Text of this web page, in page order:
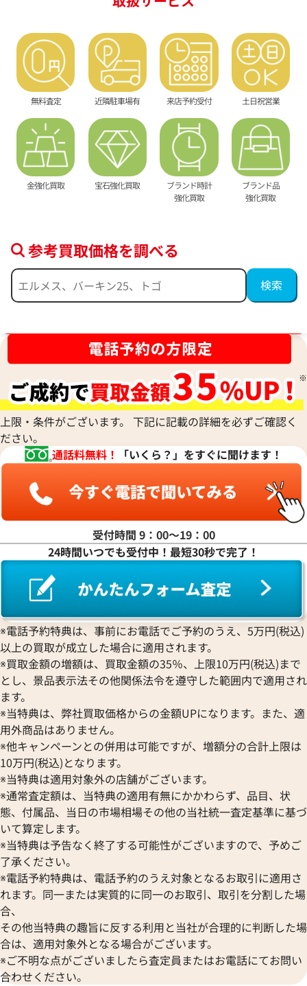
無料査定 近隣駐車場有 来店予約受付 土日祝営業
金強化買取 宝石強化買取
ブランド時計
強化買取
ブランド品
強化買取
参考買取価格を調べる
上限・条件がございます。 下記に記載の詳細を必ずご確認く
ださい。
通話料無料！
「いくら？」をすぐに聞けます！
受付時間 9：00〜19：00
24時間いつでも受付中！最短30秒で完了！
※電話予約特典は、事前にお電話でご予約のうえ、5万円(税込)
以上の買取が成立した場合に適用されます。
※買取金額の増額は、買取金額の35％、上限10万円(税込)まで
とし、景品表示法その他関係法令を遵守した範囲内で適用され
ます。
※当特典は、弊社買取価格からの金額UPになります。また、適
用外商品はありません。
※他キャンペーンとの併用は可能ですが、増額分の合計上限は
10万円(税込)となります。
※当特典は適用対象外の店舗がございます。
※通常査定額は、当特典の適用有無にかかわらず、品目、状
態、付属品、当日の市場相場その他の当社統一査定基準に基づ
いて算定します。
※当特典は予告なく終了する可能性がございますので、予めご
了承ください。
※電話予約特典は、電話予約のうえ対象となるお取引に適用さ
れます。同一または実質的に同一のお取引、取引を分割した場
合、
その他当特典の趣旨に反する利用と当社が合理的に判断した場
合は、適用対象外となる場合がございます。
※ご不明な点がございましたら査定員またはお電話にてお問い
合わせください。